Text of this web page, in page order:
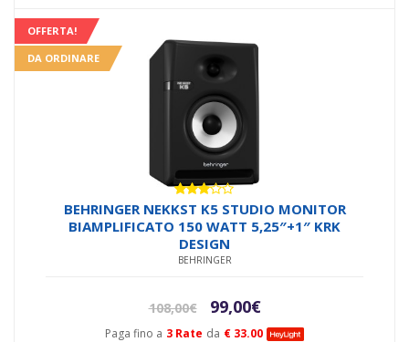
OFFERTA!
DA ORDINARE
Paga fino a 3 Rate da € 33.00
Valutato
3.00
su 5
BEHRINGER NEKKST K5 STUDIO MONITOR
BIAMPLIFICATO 150 WATT 5,25″+1″ KRK
DESIGN
BEHRINGER
108,00€
Il
99,00€Il